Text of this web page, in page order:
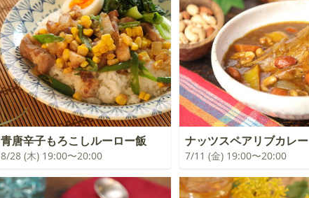
青唐辛子もろこしルーロー飯
8/28 (木) 19:00〜20:00
ナッツスペアリブカレー
7/11 (金) 19:00〜20:00